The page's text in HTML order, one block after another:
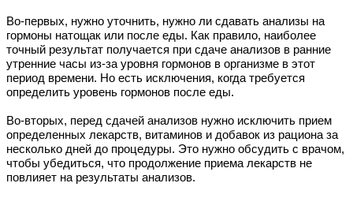
Во-первых, нужно уточнить, нужно ли сдавать анализы на
гормоны натощак или после еды. Как правило, наиболее
точный результат получается при сдаче анализов в ранние
утренние часы из-за уровня гормонов в организме в этот
период времени. Но есть исключения, когда требуется
определить уровень гормонов после еды.
Во-вторых, перед сдачей анализов нужно исключить прием
определенных лекарств, витаминов и добавок из рациона за
несколько дней до процедуры. Это нужно обсудить с врачом,
чтобы убедиться, что продолжение приема лекарств не
повлияет на результаты анализов.